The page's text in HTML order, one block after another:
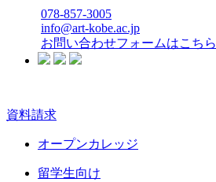
078-857-3005
info@art-kobe.ac.jp
お問い合わせフォームはこちら
資料請求
オープンカレッジ
留学生向け